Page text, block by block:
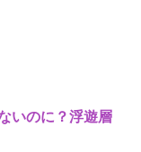
いのに？浮遊層